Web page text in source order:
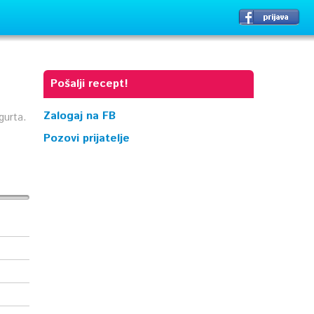
Pošalji recept!
Zalogaj na FB
Pozovi prijatelje